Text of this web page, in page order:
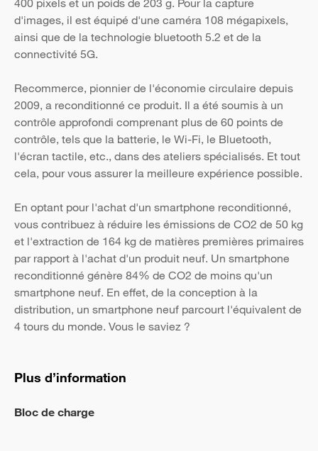
400 pixels et un poids de 203 g. Pour la capture
d'images, il est équipé d'une caméra 108 mégapixels,
ainsi que de la technologie bluetooth 5.2 et de la
connectivité 5G.
Recommerce, pionnier de l'économie circulaire depuis
2009, a reconditionné ce produit. Il a été soumis à un
contrôle approfondi comprenant plus de 60 points de
contrôle, tels que la batterie, le Wi-Fi, le Bluetooth,
l'écran tactile, etc., dans des ateliers spécialisés. Et tout
cela, pour vous assurer la meilleure expérience possible.
En optant pour l'achat d'un smartphone reconditionné,
vous contribuez à réduire les émissions de CO2 de 50 kg
et l'extraction de 164 kg de matières premières primaires
par rapport à l'achat d'un produit neuf. Un smartphone
reconditionné génère 84% de CO2 de moins qu'un
smartphone neuf. En effet, de la conception à la
distribution, un smartphone neuf parcourt l'équivalent de
4 tours du monde. Vous le saviez ?
Plus d’information
Bloc de charge